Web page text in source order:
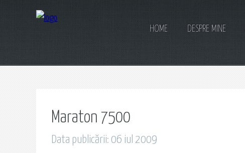
HOME DESPRE MINE
Maraton 7500
Data publicării: 06 iul 2009